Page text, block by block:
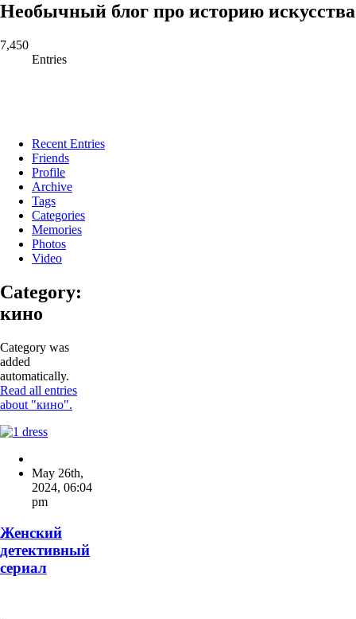
Необычный блог про историю искусства
7,450
Entries
Recent Entries
Friends
Profile
Archive
Tags
Categories
Memories
Photos
Video
Category:
кино
Category was
added
automatically.
Read all entries
about "кино".
May 26th,
2024, 06:04
pm
Женский
детективный
сериал